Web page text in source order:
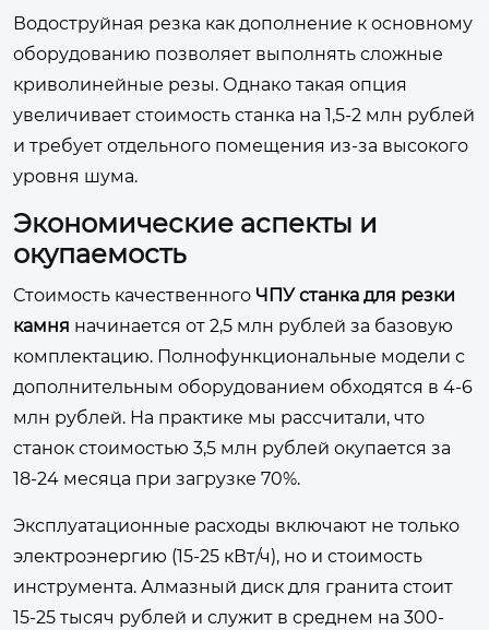
Водоструйная резка как дополнение к основному
оборудованию позволяет выполнять сложные
криволинейные резы. Однако такая опция
увеличивает стоимость станка на 1,5-2 млн рублей
и требует отдельного помещения из-за высокого
уровня шума.
Экономические аспекты и
окупаемость
Стоимость качественного ЧПУ станка для резки
камня начинается от 2,5 млн рублей за базовую
комплектацию. Полнофункциональные модели с
дополнительным оборудованием обходятся в 4-6
млн рублей. На практике мы рассчитали, что
станок стоимостью 3,5 млн рублей окупается за
18-24 месяца при загрузке 70%.
Эксплуатационные расходы включают не только
электроэнергию (15-25 кВт/ч), но и стоимость
инструмента. Алмазный диск для гранита стоит
15-25 тысяч рублей и служит в среднем на 300-